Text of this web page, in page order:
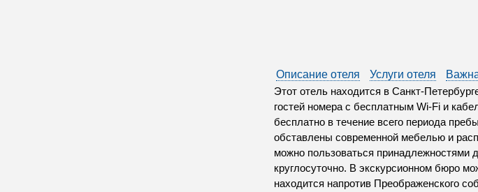
Описание отеля Услуги отеля
Этот отель находится в Санкт-
гостей номера с бесплатным Wi-Fi и
бесплатно в течение всего периода
обставлены современной мебелью и
можно пользоваться принадлежностями
круглосуточно. В экскурсионном бюро
находится напротив Преображенского